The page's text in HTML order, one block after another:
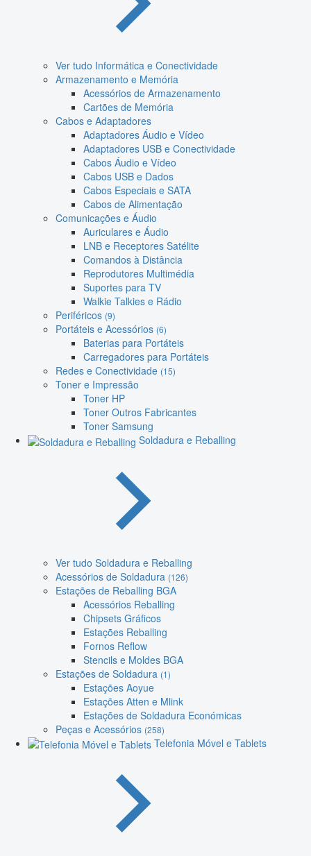
Ver tudo Informática e Conectividade
Armazenamento e Memória
Acessórios de Armazenamento
Cartões de Memória
Cabos e Adaptadores
Adaptadores Áudio e Vídeo
Adaptadores USB e Conectividade
Cabos Áudio e Vídeo
Cabos USB e Dados
Cabos Especiais e SATA
Cabos de Alimentação
Comunicações e Áudio
Auriculares e Áudio
LNB e Receptores Satélite
Comandos à Distância
Reprodutores Multimédia
Suportes para TV
Walkie Talkies e Rádio
Periféricos (9)
Portáteis e Acessórios (6)
Baterias para Portáteis
Carregadores para Portáteis
Redes e Conectividade (15)
Toner e Impressão
Toner HP
Toner Outros Fabricantes
Toner Samsung
Soldadura e Reballing
Ver tudo Soldadura e Reballing
Acessórios de Soldadura (126)
Estações de Reballing BGA
Acessórios Reballing
Chipsets Gráficos
Estações Reballing
Fornos Reflow
Stencils e Moldes BGA
Estações de Soldadura (1)
Estações Aoyue
Estações Atten e Mlink
Estações de Soldadura Económicas
Peças e Acessórios (258)
Telefonia Móvel e Tablets